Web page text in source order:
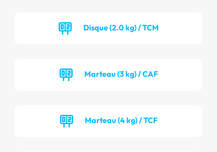
Disque (2.0 kg) / TCM
Marteau (3 kg) / CAF
Marteau (4 kg) / TCF